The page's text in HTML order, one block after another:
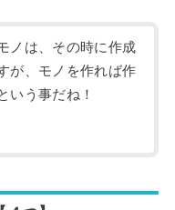
ノは、その時に作成
が、モノを作れば作
いう事だね！